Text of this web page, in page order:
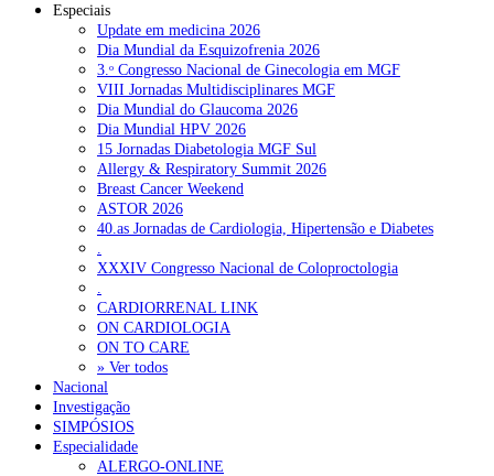
Especiais
Update em medicina 2026
Dia Mundial da Esquizofrenia 2026
3.ᵒ Congresso Nacional de Ginecologia em MGF
VIII Jornadas Multidisciplinares MGF
Dia Mundial do Glaucoma 2026
Dia Mundial HPV 2026
15 Jornadas Diabetologia MGF Sul
Allergy & Respiratory Summit 2026
Breast Cancer Weekend
ASTOR 2026
40.as Jornadas de Cardiologia, Hipertensão e Diabetes
XXXIV Congresso Nacional de Coloproctologia
CARDIORRENAL LINK
ON CARDIOLOGIA
ON TO CARE
» Ver todos
Nacional
Investigação
SIMPÓSIOS
Especialidade
ALERGO-ONLINE